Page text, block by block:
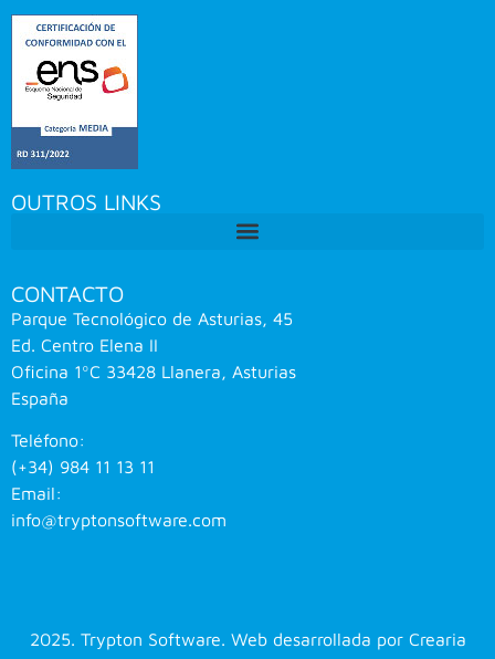
OUTROS LINKS
CONTACTO
Parque Tecnológico de Asturias, 45
Ed. Centro Elena II
Oficina 1ºC 33428 Llanera, Asturias
España
Teléfono:
(+34) 984 11 13 11
Email:
info@tryptonsoftware.com
2025. Trypton Software. Web desarrollada por Crearia